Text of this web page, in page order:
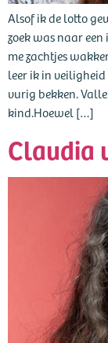
Alsof ik de lotto
zoek was naar
me zachtjes
leer ik in
vurig bekken.
kind.Hoewel […]
Claudia